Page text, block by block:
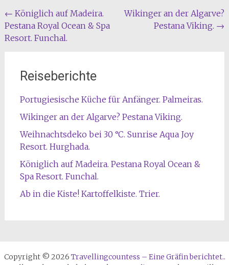
Beitragsnavigation
← Königlich auf Madeira.
Pestana Royal Ocean & Spa
Resort. Funchal.
Wikinger an der Algarve?
Pestana Viking. →
Reiseberichte
Portugiesische Küche für Anfänger. Palmeiras.
Wikinger an der Algarve? Pestana Viking.
Weihnachtsdeko bei 30 °C. Sunrise Aqua Joy
Resort. Hurghada.
Königlich auf Madeira. Pestana Royal Ocean &
Spa Resort. Funchal.
Ab in die Kiste! Kartoffelkiste. Trier.
Copyright © 2026 Travellingcountess – Eine Gräfin berichtet..